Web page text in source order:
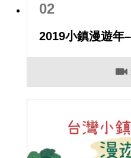
02
2019小鎮漫遊年